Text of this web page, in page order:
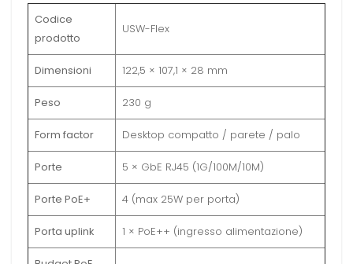
Codice
prodotto
USW-Flex
Dimensioni 122,5 × 107,1 × 28 mm
Peso 230 g
Form factor Desktop compatto / parete / palo
Porte 5 × GbE RJ45 (1G/100M/10M)
Porte PoE+ 4 (max 25W per porta)
Porta uplink 1 × PoE++ (ingresso alimentazione)